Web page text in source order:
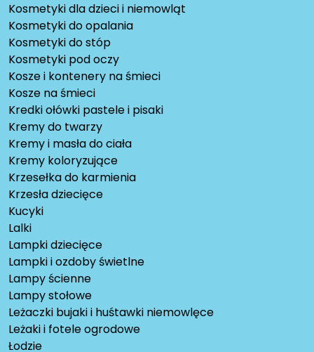
Kosmetyki dla dzieci i niemowląt
Kosmetyki do opalania
Kosmetyki do stóp
Kosmetyki pod oczy
Kosze i kontenery na śmieci
Kosze na śmieci
Kredki ołówki pastele i pisaki
Kremy do twarzy
Kremy i masła do ciała
Kremy koloryzujące
Krzesełka do karmienia
Krzesła dziecięce
Kucyki
Lalki
Lampki dziecięce
Lampki i ozdoby świetlne
Lampy ścienne
Lampy stołowe
Leżaczki bujaki i huśtawki niemowlęce
Leżaki i fotele ogrodowe
Łodzie